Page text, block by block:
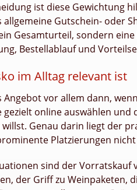
ist diese Gewichtung
allgemeine Gutschein- oder
Gesamturteil, sondern
Bestellablauf und
im Alltag relevant ist
Angebot vor allem dann,
online auswählen
Genau darin liegt der
Platzierungen
sind der Vorratskauf
der Griff zu Weinpaketen,